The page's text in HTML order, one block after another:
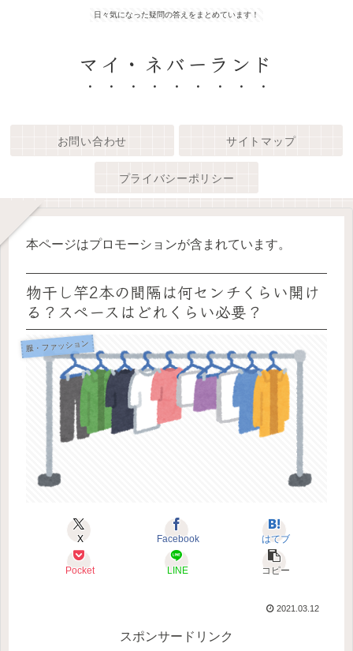
日々気になった疑問の答えをまとめています！
マイ・ネバーランド
お問い合わせ サイトマップ
プライバシーポリシー
本ページはプロモーションが含まれています。
物干し竿2本の間隔は何センチくらい開け
る？スペースはどれくらい必要？
服・ファッション
X Facebook はてブ
Pocket LINE コピー
2021.03.12
スポンサードリンク